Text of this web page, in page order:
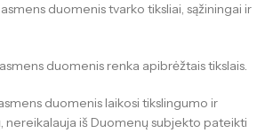
duomenis tvarko tiksliai, sąžiningai ir
duomenis renka apibrėžtais tikslais.
duomenis laikosi tikslingumo ir
iš Duomenų subjekto pateikti